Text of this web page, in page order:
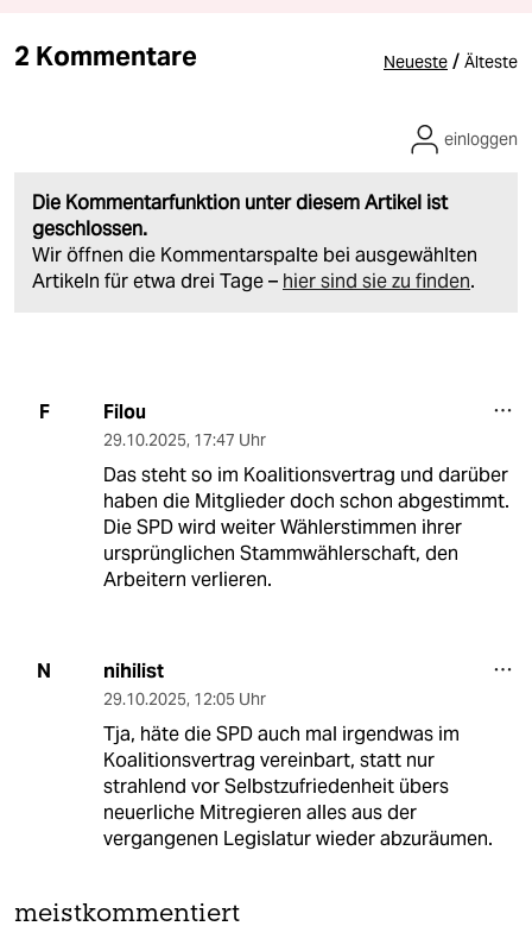
2 Kommentare Neueste / Älteste
Die Kommentarfunktion unter diesem Artikel ist
geschlossen.
Wir öffnen die Kommentarspalte bei ausgewählten
Artikeln für etwa drei Tage – hier sind sie zu finden.
einloggen
F Filou
29.10.2025, 17:47 Uhr
Das steht so im Koalitionsvertrag und darüber
haben die Mitglieder doch schon abgestimmt.
Die SPD wird weiter Wählerstimmen ihrer
ursprünglichen Stammwählerschaft, den
Arbeitern verlieren.
N nihilist
29.10.2025, 12:05 Uhr
Tja, häte die SPD auch mal irgendwas im
Koalitionsvertrag vereinbart, statt nur
strahlend vor Selbstzufriedenheit übers
neuerliche Mitregieren alles aus der
vergangenen Legislatur wieder abzuräumen.
meistkommentiert